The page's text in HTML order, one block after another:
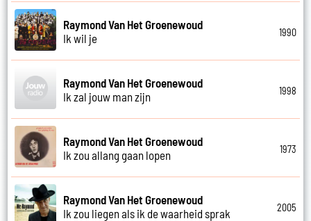
Raymond Van Het Groenewoud
Ik wil je
1990
Raymond Van Het Groenewoud
Ik zal jouw man zijn
1998
Raymond Van Het Groenewoud
Ik zou allang gaan lopen
1973
Raymond Van Het Groenewoud
Ik zou liegen als ik de waarheid sprak
2005